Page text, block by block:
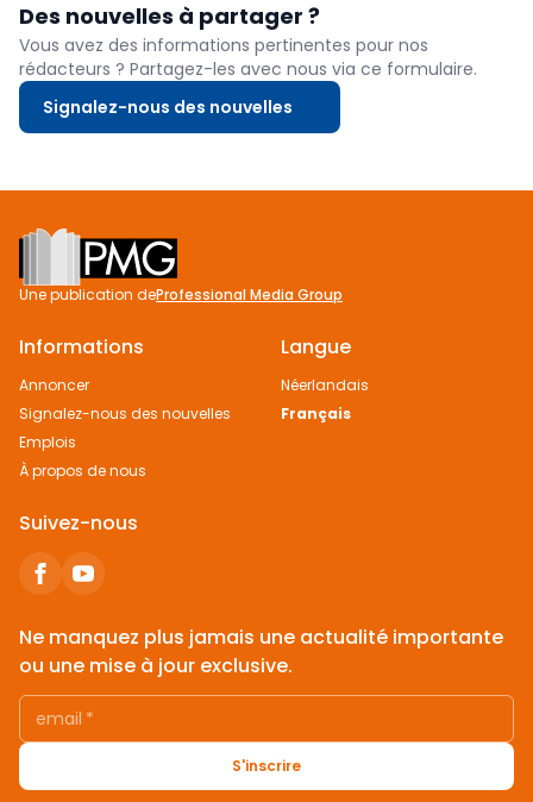
Des nouvelles à partager ?
Vous avez des informations pertinentes pour nos
rédacteurs ? Partagez-les avec nous via ce formulaire.
Signalez-nous des nouvelles
Footer
Une publication deProfessional Media Group
Informations
Annoncer
Signalez-nous des nouvelles
Emplois
À propos de nous
Langue
Néerlandais
Français
Suivez-nous
Ne manquez plus jamais une actualité importante
ou une mise à jour exclusive.
email *
S'inscrire